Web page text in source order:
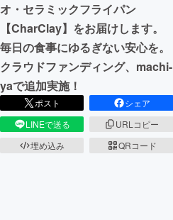
オ・セラミックフライパン
【CharClay】をお届けします。
毎日の食事にゆるぎない安心を。
クラウドファンディング、machi-
yaで追加実施！
ポスト
シェア
LINEで送る
URLコピー
埋め込み
QRコード